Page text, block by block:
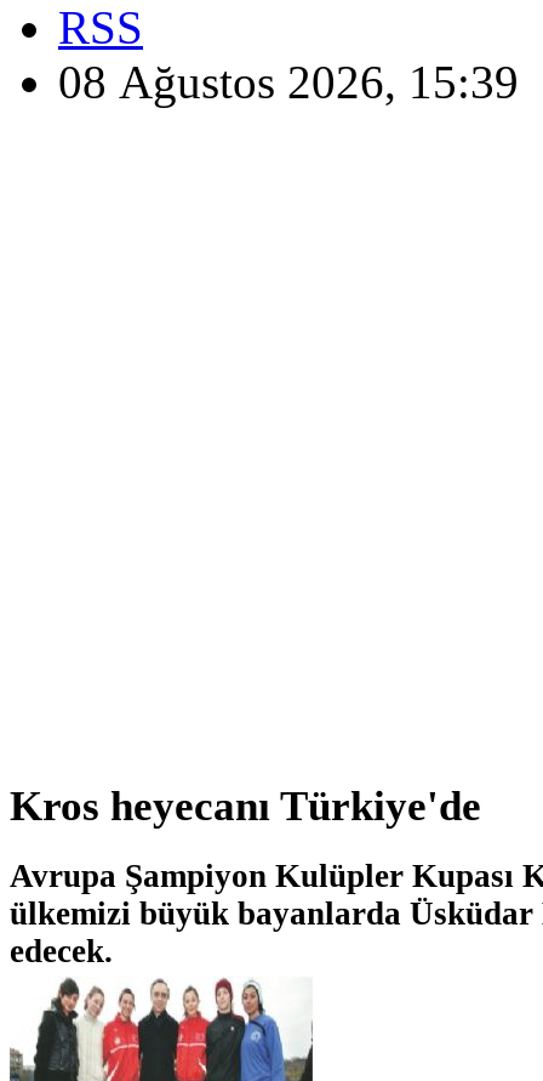
RSS
08 Ağustos 2026, 15:39
Kros heyecanı Türkiye'de
Avrupa Şampiyon Kulüpler Kupası
ülkemizi büyük bayanlarda Üsküdar
edecek.